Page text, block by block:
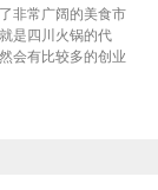
非常广阔的美食市
是四川火锅的代
会有比较多的创业
有50万资金你准备